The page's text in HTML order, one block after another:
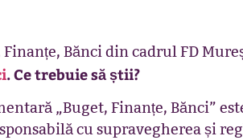
Bănci din cadrul FD
. Ce trebuie să știi?
„Buget, Finanțe, Bănci”
cu supravegherea și